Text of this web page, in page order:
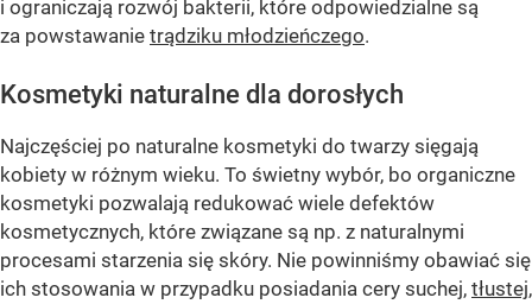
i ograniczają rozwój bakterii, które odpowiedzialne są
za powstawanie trądziku młodzieńczego.
Kosmetyki naturalne dla dorosłych
Najczęściej po naturalne kosmetyki do twarzy sięgają
kobiety w różnym wieku. To świetny wybór, bo organiczne
kosmetyki pozwalają redukować wiele defektów
kosmetycznych, które związane są np. z naturalnymi
procesami starzenia się skóry. Nie powinniśmy obawiać się
ich stosowania w przypadku posiadania cery suchej, tłustej,